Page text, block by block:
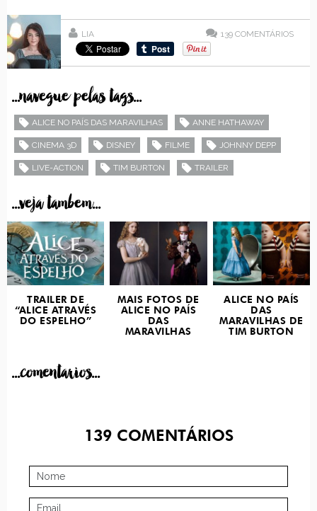
LIA 139 COMENTÁRIOS
...navegue pelas tags...
ALICE NO PAÍS DAS MARAVILHAS ANNE HATHAWAY
CINEMA 3D DISNEY FILME JOHNNY DEPP
LIVE-ACTION TIM BURTON TRAILER
...veja tambem...
TRAILER DE
“ALICE ATRAVÉS
DO ESPELHO”
MAIS FOTOS DE
ALICE NO PAÍS
DAS
MARAVILHAS
ALICE NO PAÍS
DAS
MARAVILHAS DE
TIM BURTON
...comentarios...
139COMENTÁRIOS